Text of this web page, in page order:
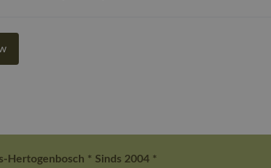
Hertogenbosch * Sinds 2004 *